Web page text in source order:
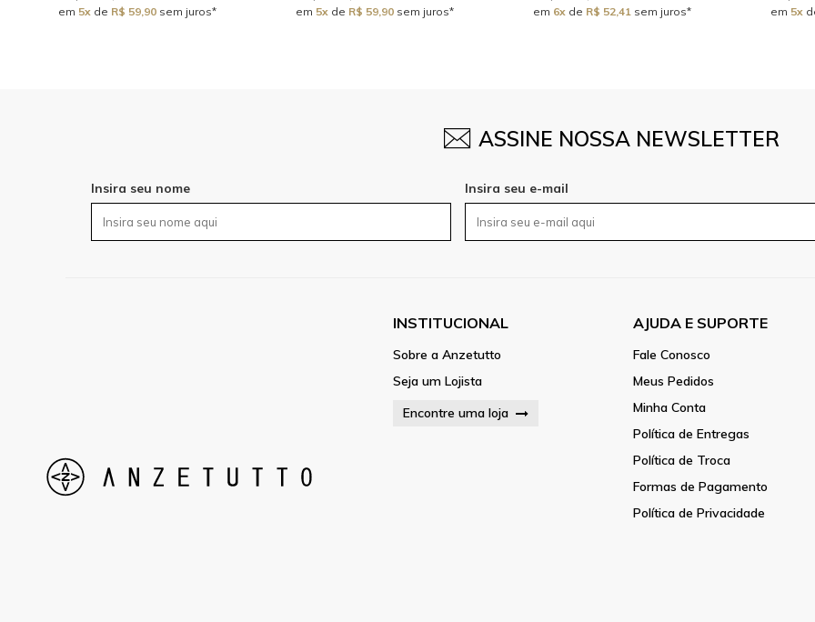
em 5xde R$ 59,90sem juros* em 5xde R$ 59,90sem juros* em 6xde R$ 52,41sem juros* em 5x
ASSINE NOSSA NEWSLETTER
Insira seu nome Insira seu e-mail
INSTITUCIONAL
Sobre a Anzetutto
Seja um Lojista
Encontre uma loja
AJUDA E SUPORTE
Fale Conosco
Meus Pedidos
Minha Conta
Política de Entregas
Política de Troca
Formas de Pagamento
Política de Privacidade